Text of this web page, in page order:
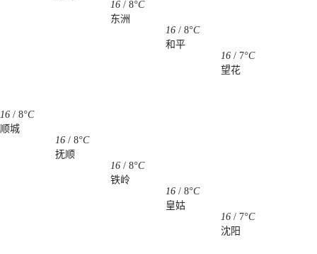
16 / 8°C
东洲
16 / 8°C
和平
16 / 7°C
望花
16 / 8°C
顺城
16 / 8°C
抚顺
16 / 8°C
铁岭
16 / 8°C
皇姑
16 / 7°C
沈阳